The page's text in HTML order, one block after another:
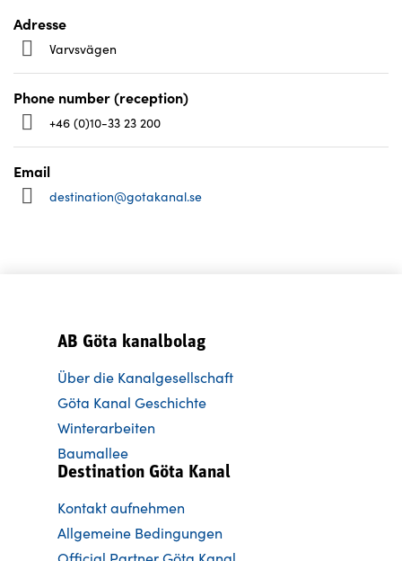
Adresse
Varvsvägen
Phone number (reception)
+46 (0)10-33 23 200
Email
destination@gotakanal.se
AB Göta kanalbolag
Über die Kanalgesellschaft
Göta Kanal Geschichte
Winterarbeiten
Baumallee
Destination Göta Kanal
Kontakt aufnehmen
Allgemeine Bedingungen